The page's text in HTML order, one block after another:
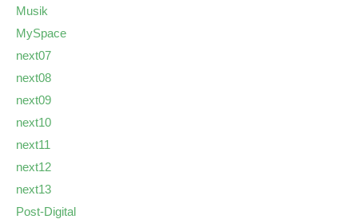
Musik
MySpace
next07
next08
next09
next10
next11
next12
next13
Post-Digital